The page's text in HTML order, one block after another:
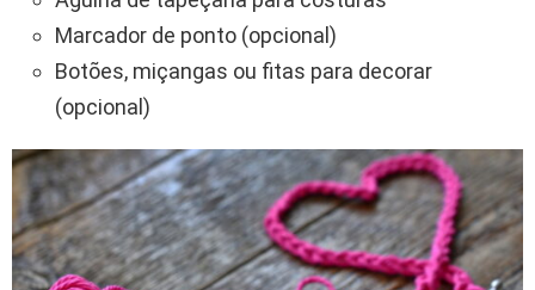
Marcador de ponto (opcional)
Botões, miçangas ou fitas para decorar
(opcional)